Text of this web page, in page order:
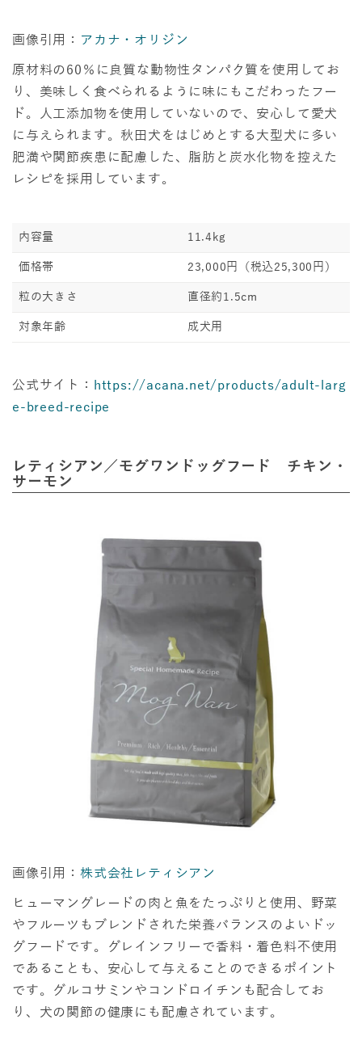
画像引用： アカナ・オリジン
原材料の60％に良質な動物性タンパク質を使用してお
り、美味しく食べられるように味にもこだわったフー
ド。人工添加物を使用していないので、安心して愛犬
に与えられます。秋田犬をはじめとする大型犬に多い
肥満や関節疾患に配慮した、脂肪と炭水化物を控えた
レシピを採用しています。
内容量 11.4kg
価格帯 23,000円（税込25,300円）
粒の大きさ 直径約1.5cm
対象年齢 成犬用
公式サイト： https://acana.net/products/adult-larg
e-breed-recipe
レティシアン／モグワンドッグフード チキン・
サーモン
画像引用： 株式会社レティシアン
ヒューマングレードの肉と魚をたっぷりと使用、野菜
やフルーツもブレンドされた栄養バランスのよいドッ
グフードです。グレインフリーで香料・着色料不使用
であることも、安心して与えることのできるポイント
です。グルコサミンやコンドロイチンも配合してお
り、犬の関節の健康にも配慮されています。